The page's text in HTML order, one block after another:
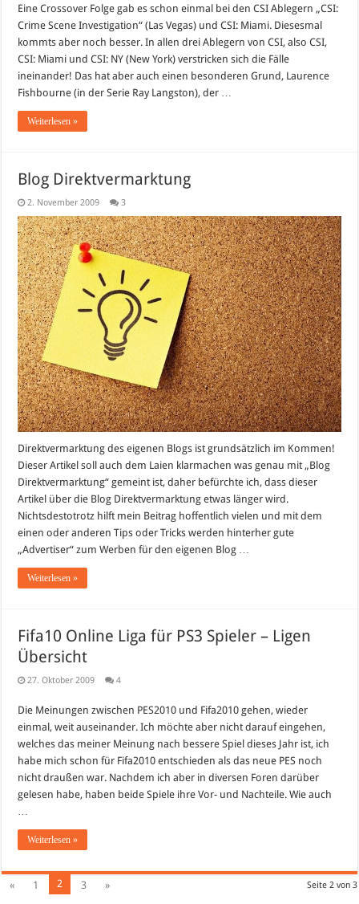
Eine Crossover Folge gab es schon einmal bei den CSI Ablegern „CSI:
Crime Scene Investigation“ (Las Vegas) und CSI: Miami. Diesesmal
kommts aber noch besser. In allen drei Ablegern von CSI, also CSI,
CSI: Miami und CSI: NY (New York) verstricken sich die Fälle
ineinander! Das hat aber auch einen besonderen Grund, Laurence
Fishbourne (in der Serie Ray Langston), der …
Weiterlesen »
Blog Direktvermarktung
2. November 2009 3
Direktvermarktung des eigenen Blogs ist grundsätzlich im Kommen!
Dieser Artikel soll auch dem Laien klarmachen was genau mit „Blog
Direktvermarktung“ gemeint ist, daher befürchte ich, dass dieser
Artikel über die Blog Direktvermarktung etwas länger wird.
Nichtsdestotrotz hilft mein Beitrag hoffentlich vielen und mit dem
einen oder anderen Tips oder Tricks werden hinterher gute
„Advertiser“ zum Werben für den eigenen Blog …
Weiterlesen »
Fifa10 Online Liga für PS3 Spieler – Ligen
Übersicht
27. Oktober 2009 4
Die Meinungen zwischen PES2010 und Fifa2010 gehen, wieder
einmal, weit auseinander. Ich möchte aber nicht darauf eingehen,
welches das meiner Meinung nach bessere Spiel dieses Jahr ist, ich
habe mich schon für Fifa2010 entschieden als das neue PES noch
nicht draußen war. Nachdem ich aber in diversen Foren darüber
gelesen habe, haben beide Spiele ihre Vor- und Nachteile. Wie auch
Weiterlesen »
Seite 2 von 3
« 1 2 3 »